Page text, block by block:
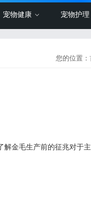
宠物健康 宠物护理
您的位置：
金毛生产前的征兆对于主